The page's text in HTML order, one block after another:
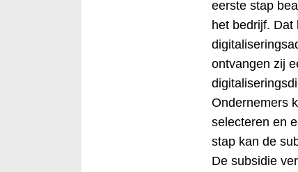
eerste stap
het bedrijf.
ontvangen zij
Ondernemers
selecteren en
stap kan de
De subsidie